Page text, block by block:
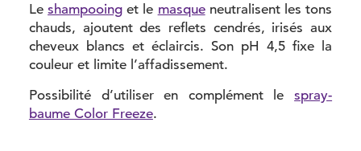
Leshampooing et le masqueneutralisent les tons
chauds, ajoutent des reflets cendrés, irisés aux
cheveux blancs et éclaircis. Son pH 4,5 fixe la
couleur et limite l’affadissement.
Possibilité d’utiliser en complément lespray-
baume Color Freeze.